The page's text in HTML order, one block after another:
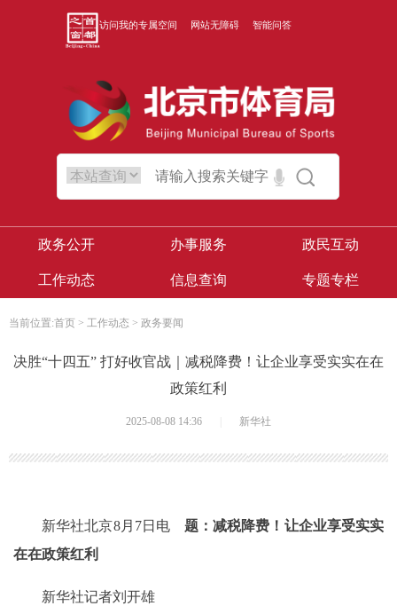
访问我的专属空间 网站无障碍 智能问答
政务公开 办事服务 政民互动
工作动态 信息查询 专题专栏
当前位置:首页 > 工作动态 > 政务要闻
决胜“十四五” 打好收官战｜减税降费！让企业享受实实在在
政策红利
2025-08-08 14:36 新华社
新华社北京8月7日电 题：减税降费！让企业享受实实
在在政策红利
新华社记者刘开雄